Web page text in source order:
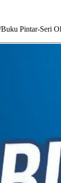
Buku Pintar-Seri